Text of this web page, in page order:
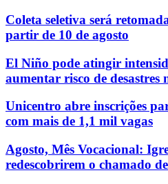
Coleta seletiva será
partir de 10 de agosto
El Niño pode atingir
aumentar risco de
Unicentro abre inscrições
com mais de 1,1 mil vagas
Agosto, Mês Vocacional:
redescobrirem o chamado